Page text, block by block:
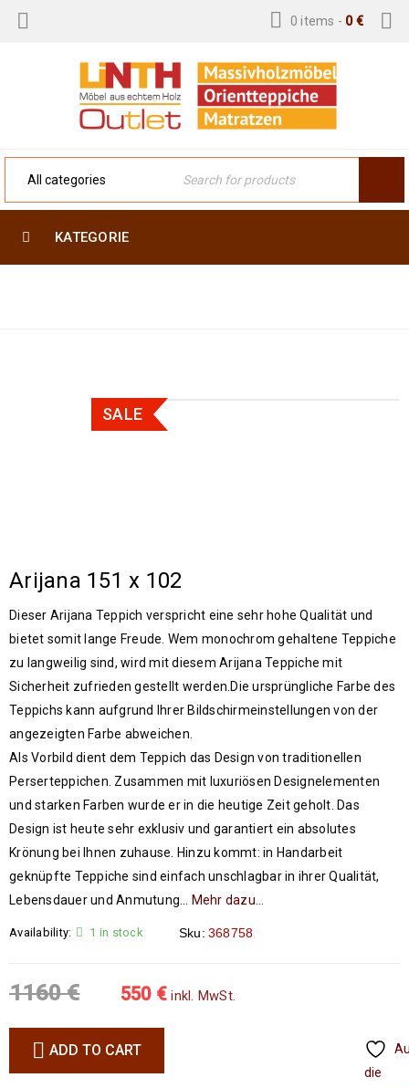
0 items - 0€
KATEGORIE
SALE
Arijana 151 x 102
Dieser Arijana Teppich verspricht eine sehr hohe Qualität und
bietet somit lange Freude. Wem monochrom gehaltene Teppiche
zu langweilig sind, wird mit diesem Arijana Teppiche mit
Sicherheit zufrieden gestellt werden.Die ursprüngliche Farbe des
Teppichs kann aufgrund Ihrer Bildschirmeinstellungen von der
angezeigten Farbe abweichen.
Als Vorbild dient dem Teppich das Design von traditionellen
Perserteppichen. Zusammen mit luxuriösen Designelementen
und starken Farben wurde er in die heutige Zeit geholt. Das
Design ist heute sehr exklusiv und garantiert ein absolutes
Krönung bei Ihnen zuhause. Hinzu kommt: in Handarbeit
geknüpfte Teppiche sind einfach unschlagbar in ihrer Qualität,
Lebensdauer und Anmutung…
Mehr dazu…
Availability: 1 in stock Sku: 368758
1160€ 550 € inkl. MwSt.
ADD TO CART
die